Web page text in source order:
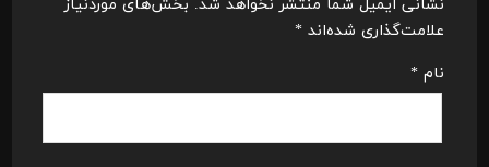
نشانی ایمیل شما منتشر نخواهد شد. بخش‌های موردنیاز
علامت‌گذاری شده‌اند *
نام *